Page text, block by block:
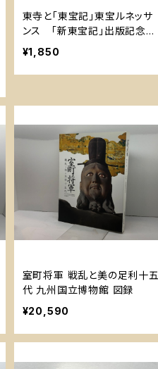
東寺と「東宝記」東宝ルネッサ
ンス 「新東宝記」出版記念
一九九六 東宝宝物館
¥1,850
室町将軍 戦乱と美の足利十五
代 九州国立博物館 図録
¥20,590